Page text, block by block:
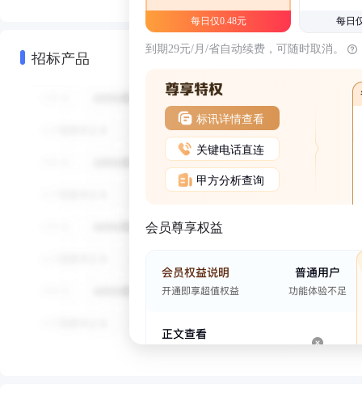
招标产品
每日仅0.48元 每日
到期29元/月/省自动续费，可随时取消。
标讯详情查看
关键电话直连
甲方分析查询
会员尊享权益